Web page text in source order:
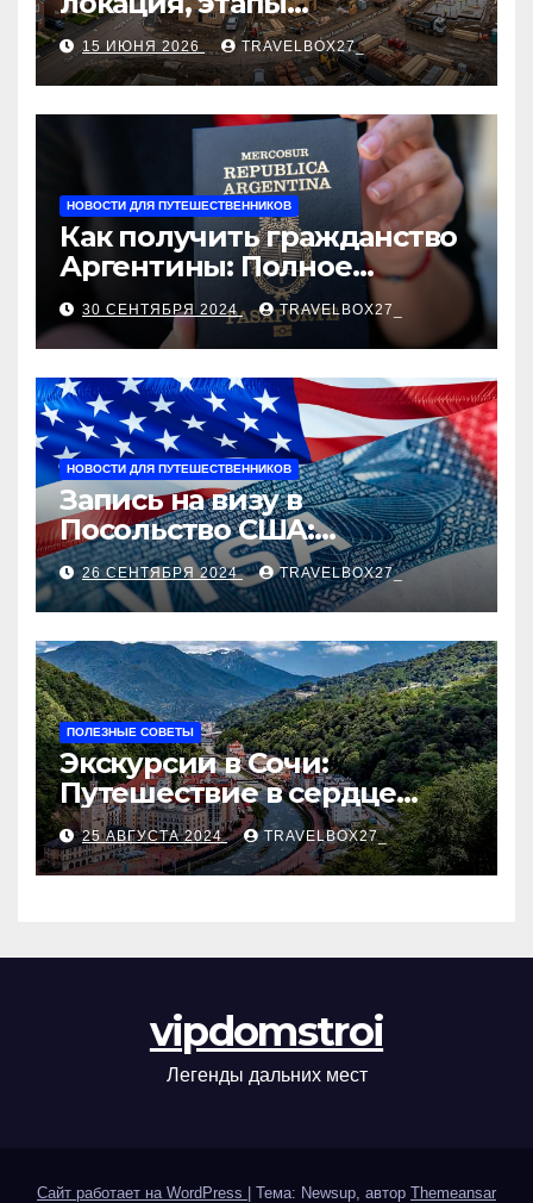
строительства, проверка
застройщика, сценарии
оформления сделки и
рыночные ориентиры
15 ИЮНЯ 2026 TRAVELBOX27_
НОВОСТИ ДЛЯ ПУТЕШЕСТВЕННИКОВ
Как получить гражданство
Аргентины: Полное
руководство
30 СЕНТЯБРЯ 2024 TRAVELBOX27_
НОВОСТИ ДЛЯ ПУТЕШЕСТВЕННИКОВ
Запись на визу в
Посольство США:
Пошаговое руководство
26 СЕНТЯБРЯ 2024 TRAVELBOX27_
ПОЛЕЗНЫЕ СОВЕТЫ
Экскурсии в Сочи:
Путешествие в сердце
Черноморского курорта
25 АВГУСТА 2024 TRAVELBOX27_
vipdomstroi
Легенды дальних мест
Сайт работает на WordPress Тема: Newsup, автор Themeansar